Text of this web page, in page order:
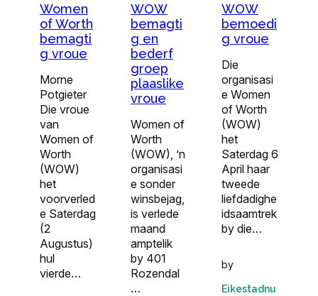
Women
of Worth
bemagti
g vroue
Morne
Potgieter
Die vroue
van
Women of
Worth
(WOW)
het
voorverled
e Saterdag
(2
Augustus)
hul
vierde…
WOW
bemagti
g en
bederf
groep
plaaslike
vroue
Women of
Worth
(WOW), ’n
organisasi
e sonder
winsbejag,
is verlede
maand
amptelik
by 401
Rozendal
…
WOW
bemoedi
g vroue
Die
organisasi
e Women
of Worth
(WOW)
het
Saterdag 6
April haar
tweede
liefdadighe
idsaamtrek
by die…
by
Eikestadnu